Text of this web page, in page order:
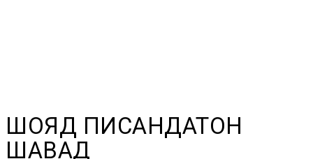
ШОЯД ПИСАНДАТОН
ШАВАД